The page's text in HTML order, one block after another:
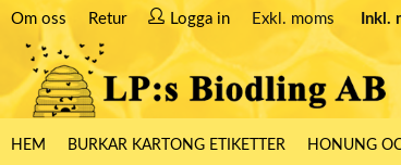
Om oss Retur Logga in Exkl. moms Inkl.
HEM BURKAR KARTONG ETIKETTER HONUNG